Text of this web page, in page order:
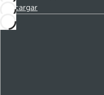
Descargar